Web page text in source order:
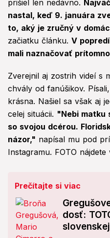
prišiel len nedávno.
nastal, keď 9. januára
to, aký je zručný v
začiatku článku. V
mali naznačovať
Zverejnil aj zostrih videí s
chvály od fanúšikov.
krásna. Našiel sa však aj
celej situácii. "Nebi matku
so svojou dcérou.
názor," napísal mu pod
Instagramu. FOTO
Prečítajte si viac
dosť: